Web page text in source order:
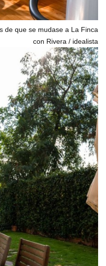
de que se mudase a La Finca
con Rivera
idealista